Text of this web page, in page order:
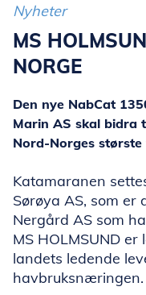
Nyheter
MS
NORGE
Den nye NabCat
Marin AS skal bidra
Nord-Norges
Katamaranen
Sørøya AS, som
Nergård AS som
MS HOLMSUND
landets ledende
havbruksnæringen.